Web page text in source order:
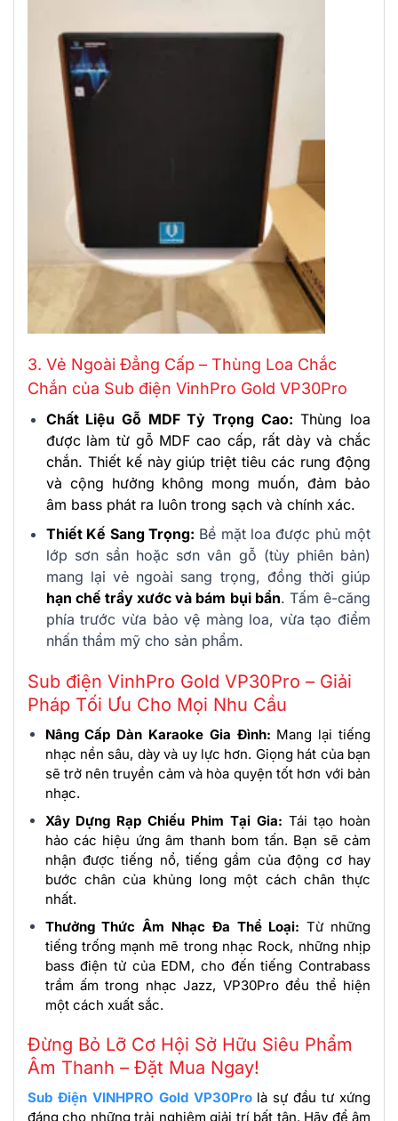
3. Vẻ Ngoài Đẳng Cấp – Thùng Loa Chắc
Chắn của Sub điện VinhPro Gold VP30Pro
Chất Liệu Gỗ MDF Tỷ Trọng Cao: Thùng loa
được làm từ gỗ MDF cao cấp, rất dày và chắc
chắn. Thiết kế này giúp triệt tiêu các rung động
và cộng hưởng không mong muốn, đảm bảo
âm bass phát ra luôn trong sạch và chính xác.
Thiết Kế Sang Trọng: Bề mặt loa được phủ một
lớp sơn sần hoặc sơn vân gỗ (tùy phiên bản)
mang lại vẻ ngoài sang trọng, đồng thời giúp
hạn chế trầy xước và bám bụi bẩn. Tấm ê-căng
phía trước vừa bảo vệ màng loa, vừa tạo điểm
nhấn thẩm mỹ cho sản phẩm.
Sub điện VinhPro Gold VP30Pro – Giải
Pháp Tối Ưu Cho Mọi Nhu Cầu
Nâng Cấp Dàn Karaoke Gia Đình: Mang lại tiếng
nhạc nền sâu, dày và uy lực hơn. Giọng hát của bạn
sẽ trở nên truyền cảm và hòa quyện tốt hơn với bản
nhạc.
Xây Dựng Rạp Chiếu Phim Tại Gia: Tái tạo hoàn
hảo các hiệu ứng âm thanh bom tấn. Bạn sẽ cảm
nhận được tiếng nổ, tiếng gầm của động cơ hay
bước chân của khủng long một cách chân thực
nhất.
Thưởng Thức Âm Nhạc Đa Thể Loại: Từ những
tiếng trống mạnh mẽ trong nhạc Rock, những nhịp
bass điện tử của EDM, cho đến tiếng Contrabass
trầm ấm trong nhạc Jazz, VP30Pro đều thể hiện
một cách xuất sắc.
Đừng Bỏ Lỡ Cơ Hội Sở Hữu Siêu Phẩm
Âm Thanh – Đặt Mua Ngay!
Sub Điện VINHPRO Gold VP30Prolà sự đầu tư xứng
đáng cho những trải nghiệm giải trí bất tận. Hãy để âm